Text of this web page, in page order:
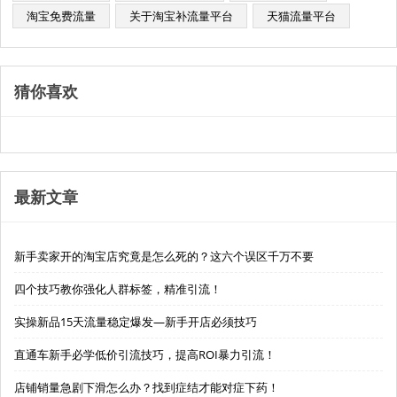
淘宝免费流量
关于淘宝补流量平台 天猫流量平台
猜你喜欢
最新文章
新手卖家开的淘宝店究竟是怎么死的？这六个误区千万不要
四个技巧教你强化人群标签，精准引流！
实操新品15天流量稳定爆发—新手开店必须技巧
直通车新手必学低价引流技巧，提高ROI暴力引流！
店铺销量急剧下滑怎么办？找到症结才能对症下药！